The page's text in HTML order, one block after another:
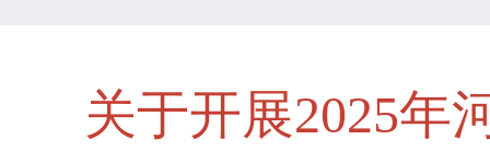
关于开展2025年